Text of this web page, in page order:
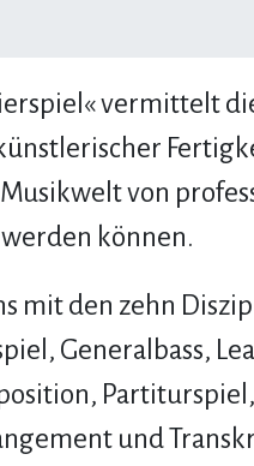
vermittelt
von
können.
mit den zehn
Generalbass,
Partiturspiel,
und